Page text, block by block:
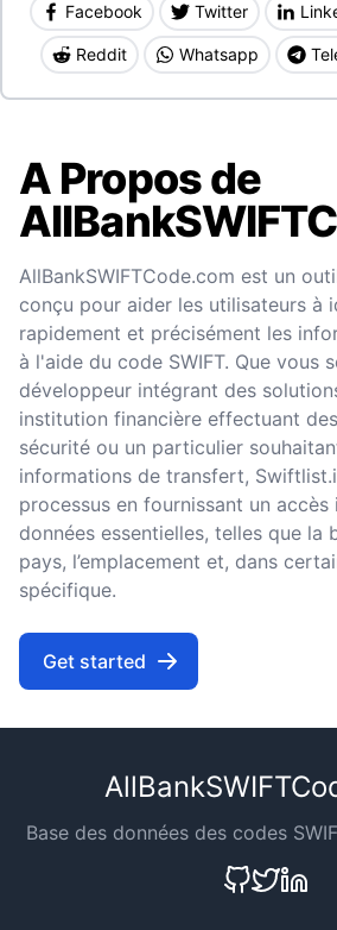
Facebook Twitter
Reddit Whatsapp
A Propos de
AllBankSWIFTCode.com est un
conçu pour aider les utilisateurs à
rapidement et précisément les
à l'aide du code SWIFT. Que vous
développeur intégrant des
institution financière effectuant
sécurité ou un particulier
informations de transfert,
processus en fournissant un accès
données essentielles, telles que la
pays, l’emplacement et, dans
spécifique.
Get started
Base des données des codes